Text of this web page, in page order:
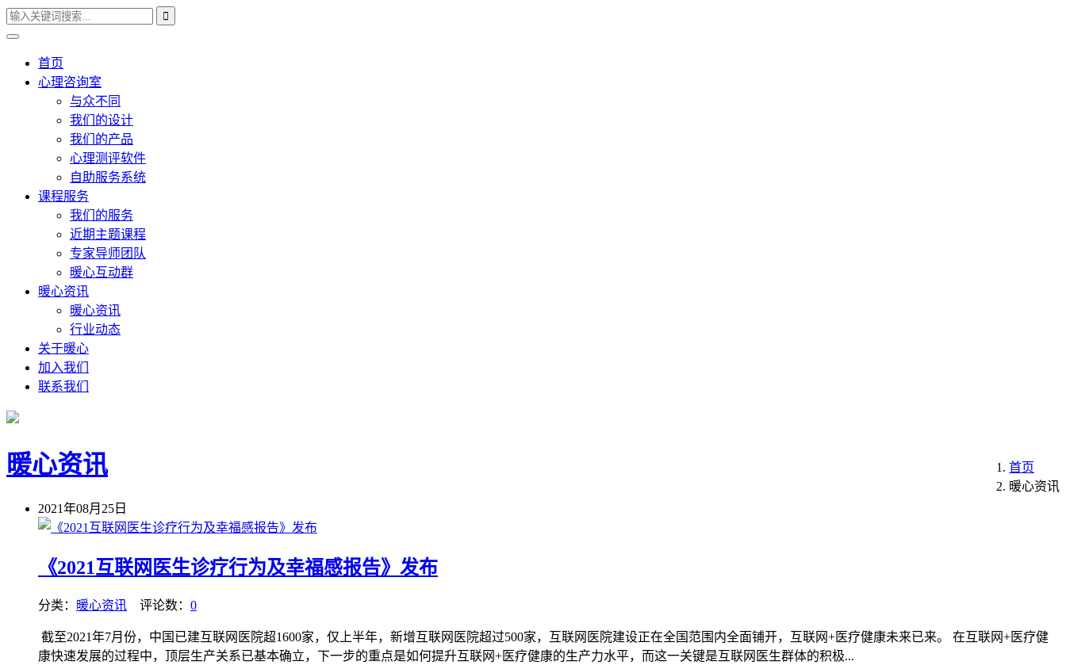
首页
心理咨询室
与众不同
我们的设计
我们的产品
心理测评软件
自助服务系统
课程服务
我们的服务
近期主题课程
专家导师团队
暖心互动群
暖心资讯
暖心资讯
行业动态
关于暖心
加入我们
联系我们
首页
暖心资讯
暖心资讯
2021年08月25日
《2021互联网医生诊疗行为及幸福感报告》发布
分类： 暖心资讯 评论数： 0
截至2021年7月份，中国已建互联网医院超1600家，仅上半年，新增互联网医院超过500家，互联网医院建设正在全国范围内全面铺开，互联网+医疗健康未来已来。 在互联网+医疗健
康快速发展的过程中，顶层生产关系已基本确立，下一步的重点是如何提升互联网+医疗健康的生产力水平，而这一关键是互联网医生群体的积极...